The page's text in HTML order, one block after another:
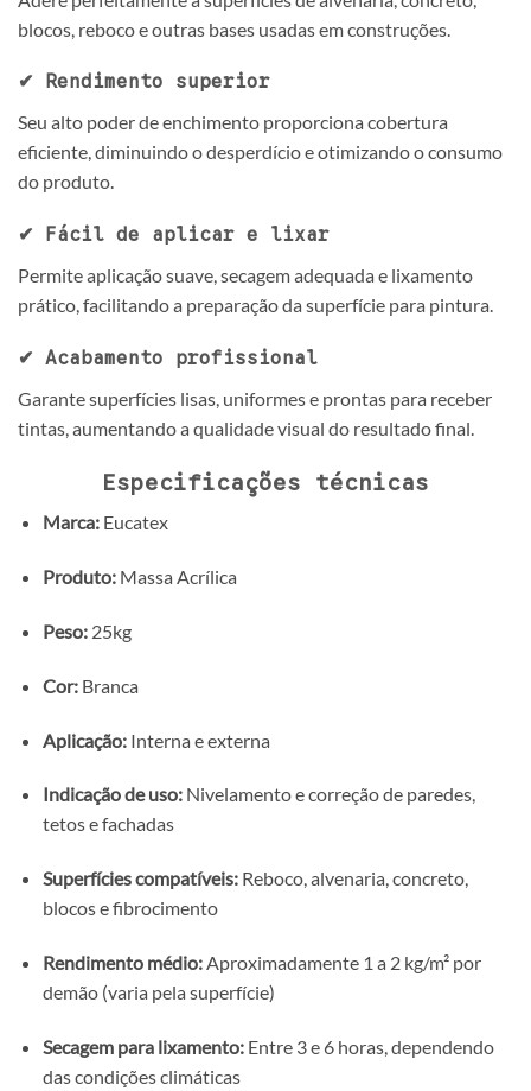
blocos, reboco e outras bases usadas em construções.
✔ Rendimento superior
Seu alto poder de enchimento proporciona cobertura
eficiente, diminuindo o desperdício e otimizando o consumo
do produto.
✔ Fácil de aplicar e lixar
Permite aplicação suave, secagem adequada e lixamento
prático, facilitando a preparação da superfície para pintura.
✔ Acabamento profissional
Garante superfícies lisas, uniformes e prontas para receber
tintas, aumentando a qualidade visual do resultado final.
Especificações técnicas
Marca:Eucatex
Produto:Massa Acrílica
Peso:25kg
Cor:Branca
Aplicação:Interna e externa
Indicação de uso:Nivelamento e correção de paredes,
tetos e fachadas
Superfícies compatíveis:Reboco, alvenaria, concreto,
blocos e fibrocimento
Rendimento médio:Aproximadamente 1 a 2 kg/m² por
demão (varia pela superfície)
Secagem para lixamento:Entre 3 e 6 horas, dependendo
das condições climáticas